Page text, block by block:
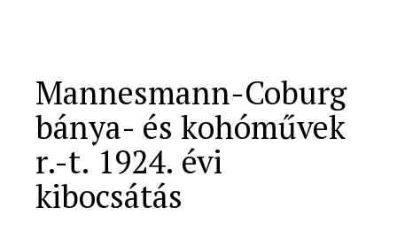
Mannesmann-Coburg
bánya- és kohóművek
r.-t. 1924. évi
kibocsátás